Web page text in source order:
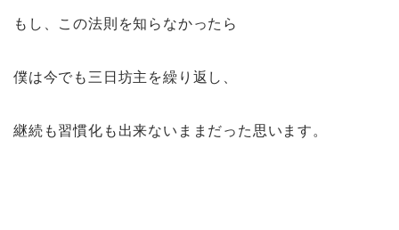
もし、この法則を知らなかったら
僕は今でも三日坊主を繰り返し、
継続も習慣化も出来ないままだった思います。